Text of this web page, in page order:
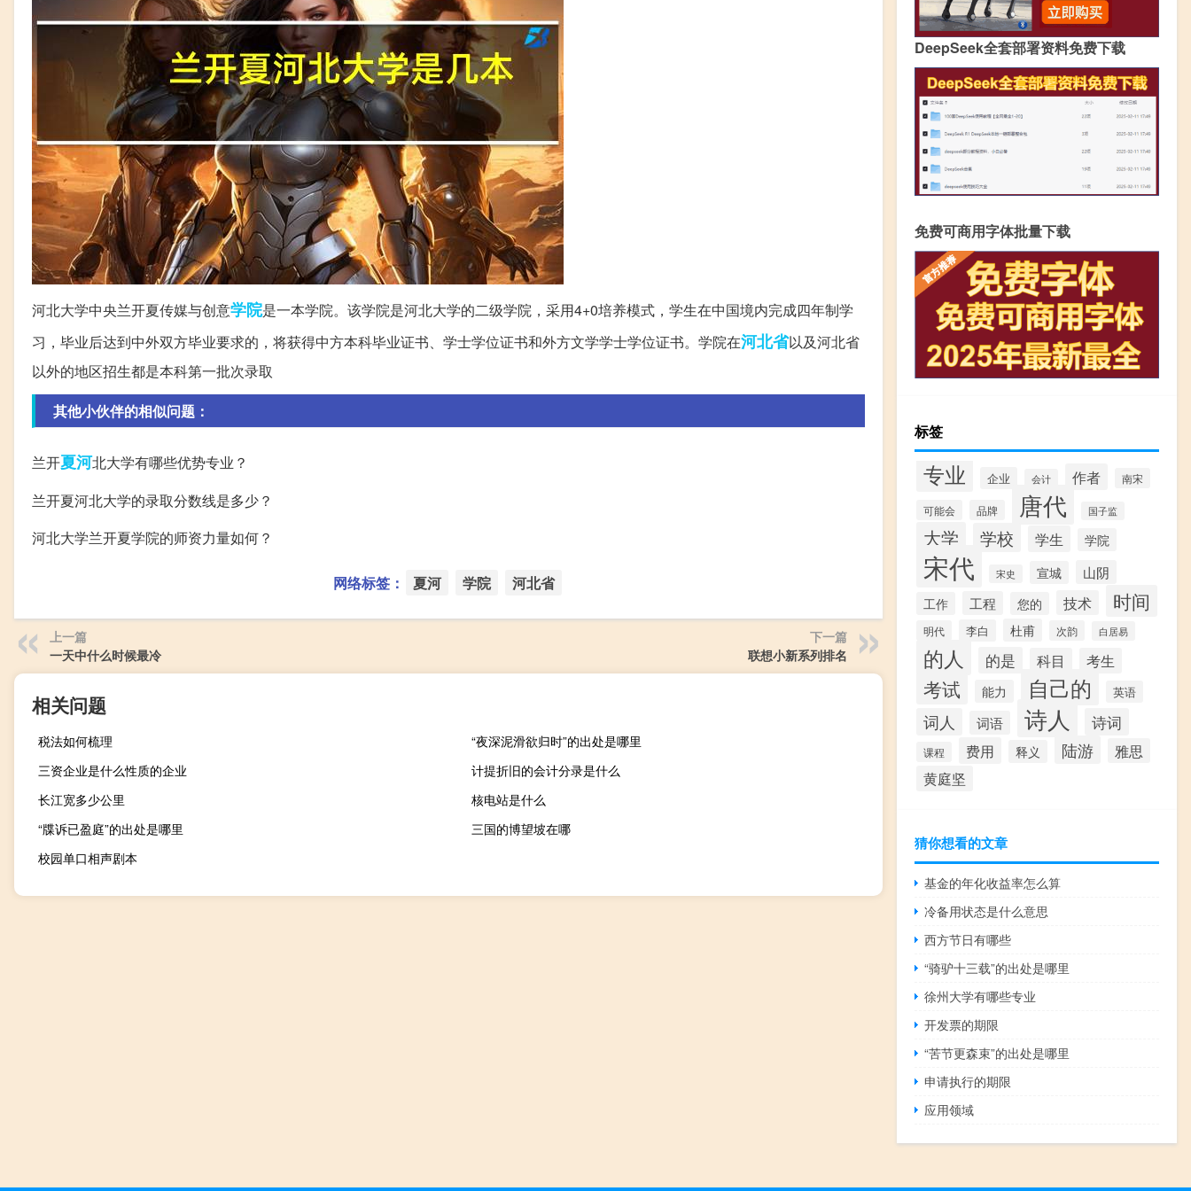
河北大学中央兰开夏传媒与创意学院是一本学院。该学院是河北大学的二级学院，采用4+0培养模式，学生在中国境内完成四年制学
习，毕业后达到中外双方毕业要求的，将获得中方本科毕业证书、学士学位证书和外方文学学士学位证书。学院在河北省以及河北省
以外的地区招生都是本科第一批次录取
其他小伙伴的相似问题：
兰开夏河北大学有哪些优势专业？
兰开夏河北大学的录取分数线是多少？
河北大学兰开夏学院的师资力量如何？
网络标签： 夏河 学院 河北省
上一篇
一天中什么时候最冷
下一篇
联想小新系列排名
相关问题
税法如何梳理
“夜深泥滑欲归时”的出处是哪里
三资企业是什么性质的企业
计提折旧的会计分录是什么
长江宽多少公里
核电站是什么
“牒诉已盈庭”的出处是哪里
三国的博望坡在哪
校园单口相声剧本
DeepSeek全套部署资料免费下载
免费可商用字体批量下载
标签
专业 企业 会计 作者 南宋
可能会 品牌 唐代 国子监
大学 学校 学生 学院
宋代 宋史 宣城 山阴
工作 工程 您的 技术 时间
明代 李白 杜甫 次韵 白居易
的人 的是 科目 考生
考试 能力 自己的 英语
词人 词语 诗人 诗词
课程 费用 释义 陆游 雅思
黄庭坚
猜你想看的文章
基金的年化收益率怎么算
冷备用状态是什么意思
西方节日有哪些
“骑驴十三载”的出处是哪里
徐州大学有哪些专业
开发票的期限
“苦节更森束”的出处是哪里
申请执行的期限
应用领域